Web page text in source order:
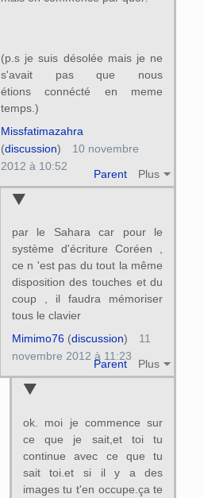
(p.s je suis désolée mais je ne
s'avait pas que nous
étions connécté en meme
temps.)
Parent Plus
Missfatimazahra
(discussion)
10 novembre
2012 à 10:52
par le Sahara car pour le
système d'écriture Coréen ,
ce n 'est pas du tout la même
disposition des touches et du
coup , il faudra mémoriser
tous le clavier
Parent Plus
Mimimo76(discussion)
11
novembre 2012 à 11:23
ok. moi je commence sur
ce que je sait,et toi tu
continue avec ce que tu
sait toi.et si il y a des
images tu t'en occupe.ça te